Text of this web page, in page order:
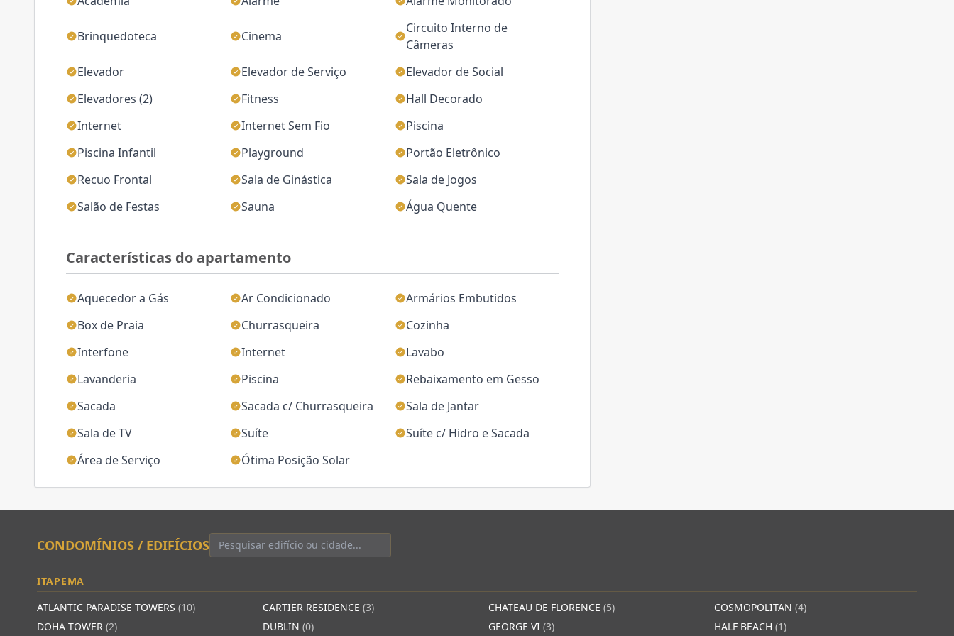
Brinquedoteca Cinema
Circuito Interno de
Câmeras
Elevador
Elevador de Serviço
Elevador de Social
Elevadores (2)
Fitness
Hall Decorado
Internet
Internet Sem Fio
Piscina
Piscina Infantil
Playground
Portão Eletrônico
Recuo Frontal
Sala de Ginástica
Sala de Jogos
Salão de Festas
Sauna Água Quente
Características do apartamento
Aquecedor a Gás Ar Condicionado
Armários Embutidos
Box de Praia
Churrasqueira
Cozinha
Interfone
Internet
Lavabo
Lavanderia
Piscina
Rebaixamento em Gesso
Sacada
Sacada c/ Churrasqueira
Sala de Jantar
Sala de TV
Suíte
Suíte c/ Hidro e Sacada
Área de Serviço
Ótima Posição Solar
CONDOMÍNIOS / EDIFÍCIOS
ITAPEMA
ATLANTIC PARADISE TOWERS (10) CARTIER RESIDENCE (3) CHATEAU DE FLORENCE (5) COSMOPOLITAN (4)
DOHA TOWER (2) DUBLIN (0) GEORGE VI (3) HALF BEACH (1)